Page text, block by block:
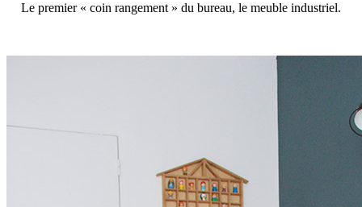
Le premier « coin rangement » du bureau, le meuble industriel.